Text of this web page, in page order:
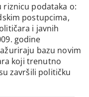
riznicu podataka o:
postupcima,
i javnih
godine
bazu novim
koji trenutno
završili političku